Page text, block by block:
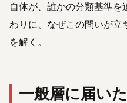
自体が、誰かの分類基準
わりに、なぜこの問いが立
を解く。
一般層に届い